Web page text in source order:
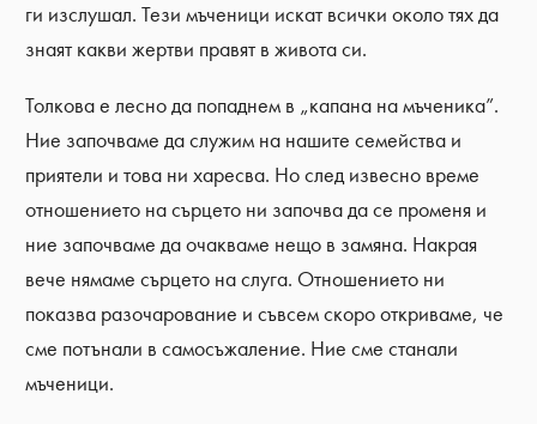
ги изслушал. Тези мъченици искат всички около тях да
знаят какви жертви правят в живота си.
Толкова е лесно да попаднем в „капана на мъченика”.
Ние започваме да служим на нашите семейства и
приятели и това ни харесва. Но след извесно време
отношението на сърцето ни започва да се променя и
ние започваме да очакваме нещо в замяна. Накрая
вече нямаме сърцето на слуга. Отношението ни
показва разочарование и съвсем скоро откриваме, че
сме потънали в самосъжаление. Ние сме станали
мъченици.